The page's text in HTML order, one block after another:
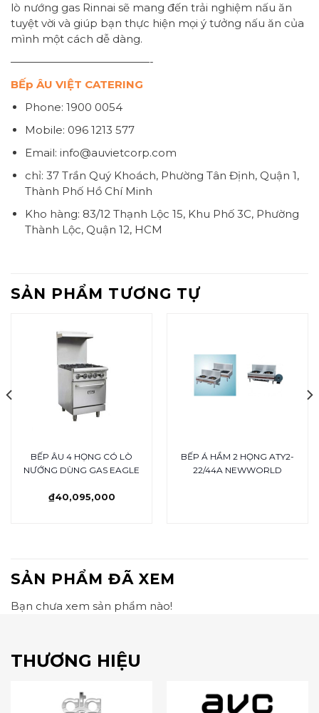
lò nướng gas Rinnai sẽ mang đến trải nghiệm nấu ăn
tuyệt vời và giúp bạn thực hiện mọi ý tưởng nấu ăn của
mình một cách dễ dàng.
—————————————-
BẾp ÂU VIỆT CATERING
Phone: 1900 0054
Mobile: 096 1213 577
Email: info@auvietcorp.com
chỉ: 37 Trần Quý Khoách, Phường Tân Định, Quận 1,
Thành Phố Hồ Chí Minh
Kho hàng: 83/12 Thạnh Lộc 15, Khu Phố 3C, Phường
Thành Lộc, Quận 12, HCM
SẢN PHẨM TƯƠNG TỰ
BẾP ÂU 4 HỌNG CÓ LÒ
NƯỚNG DÙNG GAS EAGLE
₫40,095,000
BẾP Á HẦM 2 HỌNG ATY2-
22/44A NEWWORLD
SẢN PHẨM ĐÃ XEM
Bạn chưa xem sản phẩm nào!
THƯƠNG HIỆU